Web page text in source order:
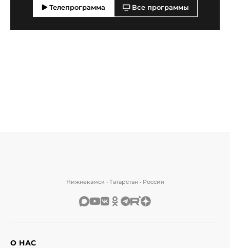
Телепрограмма Все программы
Нижнекамск • Татарстан • Россия
О НАС